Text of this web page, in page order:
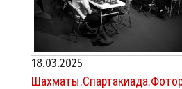
18.03.2025